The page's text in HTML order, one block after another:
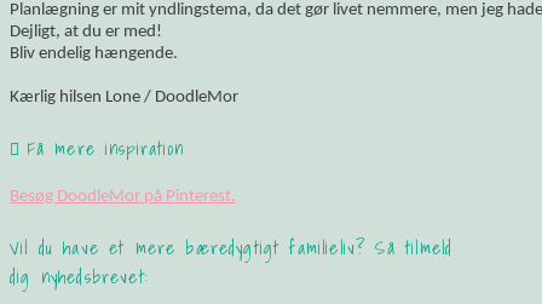
Planlægning er mit yndlingstema, da det gør livet nemmere, men jeg
Dejligt, at du er med!
Bliv endelig hængende.
Kærlig hilsen Lone / DoodleMor
Få mere inspiration
Besøg DoodleMor på Pinterest.
Vil du have et mere bæredygtigt familieliv? Så tilmeld
dig nyhedsbrevet: